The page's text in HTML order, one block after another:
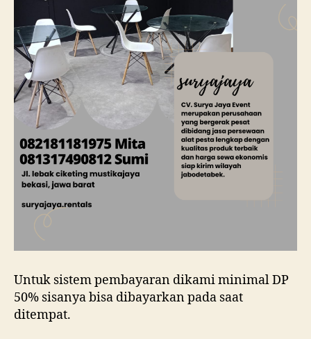
Untuk sistem pembayaran dikami minimal DP
50% sisanya bisa dibayarkan pada saat
ditempat.